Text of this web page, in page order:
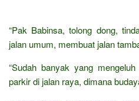
“Pak Babinsa, tolong dong,
jalan umum, membuat jalan
“Sudah banyak yang
parkir di jalan raya, dimana